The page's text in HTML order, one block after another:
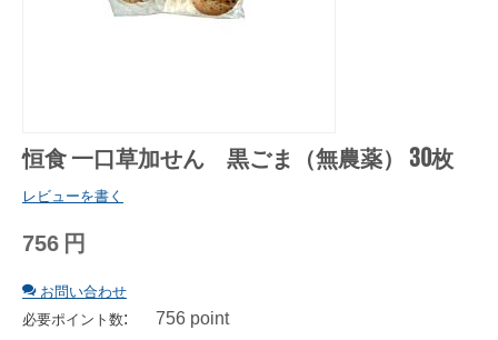
恒食 一口草加せん 黒ごま（無農薬） 30枚
レビューを書く
756 円
お問い合わせ
必要ポイント数: 756 point